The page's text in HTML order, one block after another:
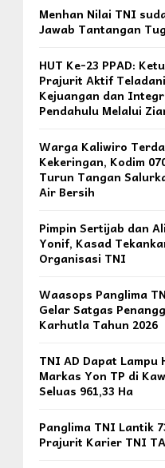
Menhan Nilai TNI
Jawab Tantangan
HUT Ke-23 PPAD:
Prajurit Aktif
Kejuangan dan
Pendahulu Melalui
Warga Kaliwiro
Kekeringan, Kodim
Turun Tangan
Air Bersih
Pimpin Sertijab dan
Yonif, Kasad
Organisasi TNI
Waasops Panglima
Gelar Satgas
Karhutla Tahun 2026
TNI AD Dapat Lampu
Markas Yon TP di
Seluas 961,33 Ha
Panglima TNI Lantik
Prajurit Karier TNI